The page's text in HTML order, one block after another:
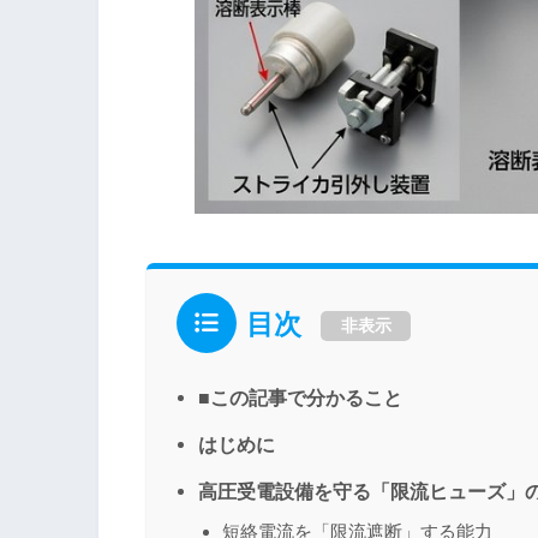
目次 非表示
■この記事で分かること
はじめに
高圧受電設備を守る「限流ヒューズ」
短絡電流を「限流遮断」する能力